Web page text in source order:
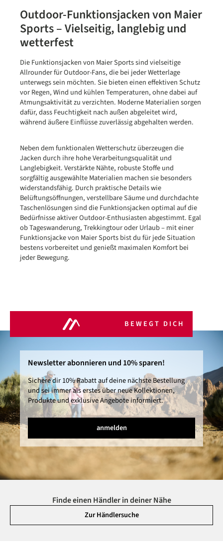
Outdoor-Funktionsjacken von Maier
Sports – Vielseitig, langlebig und
wetterfest
Die Funktionsjacken von Maier Sports sind vielseitige
Allrounder für Outdoor-Fans, die bei jeder Wetterlage
unterwegs sein möchten. Sie bieten einen effektiven Schutz
vor Regen, Wind und kühlen Temperaturen, ohne dabei auf
Atmungsaktivität zu verzichten. Moderne Materialien sorgen
dafür, dass Feuchtigkeit nach außen abgeleitet wird,
während äußere Einflüsse zuverlässig abgehalten werden.
Neben dem funktionalen Wetterschutz überzeugen die
Jacken durch ihre hohe Verarbeitungsqualität und
Langlebigkeit. Verstärkte Nähte, robuste Stoffe und
sorgfältig ausgewählte Materialien machen sie besonders
widerstandsfähig. Durch praktische Details wie
Belüftungsöffnungen, verstellbare Säume und durchdachte
Taschenlösungen sind die Funktionsjacken optimal auf die
Bedürfnisse aktiver Outdoor-Enthusiasten abgestimmt. Egal
ob Tageswanderung, Trekkingtour oder Urlaub – mit einer
Funktionsjacke von Maier Sports bist du für jede Situation
bestens vorbereitet und genießt maximalen Komfort bei
jeder Bewegung.
BEWEGT DICH
Newsletter abonnieren und 10% sparen!
Sichere dir 10% Rabatt auf deine nächste Bestellung
und sei immer als erstes über neue Kollektionen,
Produkte und exklusive Angebote informiert.
anmelden
Finde einen Händler in deiner Nähe
Zur Händlersuche